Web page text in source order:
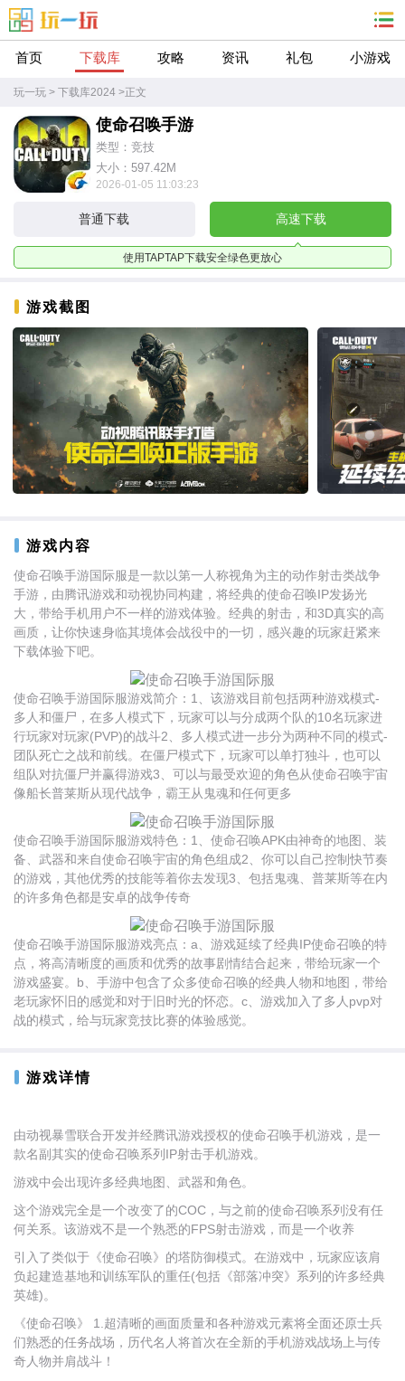
首页 下载库 攻略 资讯 礼包 小游戏
玩一玩 > 下载库2024 >正文
使命召唤手游
类型：竞技
大小：597.42M
2026-01-05 11:03:23
普通下载 高速下载
使用TAPTAP下载安全绿色更放心
游戏截图
游戏内容
使命召唤手游国际服是一款以第一人称视角为主的动作射击类战争
手游，由腾讯游戏和动视协同构建，将经典的使命召唤IP发扬光
大，带给手机用户不一样的游戏体验。经典的射击，和3D真实的高
画质，让你快速身临其境体会战役中的一切，感兴趣的玩家赶紧来
下载体验下吧。
使命召唤手游国际服游戏简介：1、该游戏目前包括两种游戏模式-
多人和僵尸，在多人模式下，玩家可以与分成两个队的10名玩家进
行玩家对玩家(PVP)的战斗2、多人模式进一步分为两种不同的模式-
团队死亡之战和前线。在僵尸模式下，玩家可以单打独斗，也可以
组队对抗僵尸并赢得游戏3、可以与最受欢迎的角色从使命召唤宇宙
像船长普莱斯从现代战争，霸王从鬼魂和任何更多
使命召唤手游国际服游戏特色：1、使命召唤APK由神奇的地图、装
备、武器和来自使命召唤宇宙的角色组成2、你可以自己控制快节奏
的游戏，其他优秀的技能等着你去发现3、包括鬼魂、普莱斯等在内
的许多角色都是安卓的战争传奇
使命召唤手游国际服游戏亮点：a、游戏延续了经典IP使命召唤的特
点，将高清晰度的画质和优秀的故事剧情结合起来，带给玩家一个
游戏盛宴。b、手游中包含了众多使命召唤的经典人物和地图，带给
老玩家怀旧的感觉和对于旧时光的怀恋。c、游戏加入了多人pvp对
战的模式，给与玩家竞技比赛的体验感觉。
游戏详情
由动视暴雪联合开发并经腾讯游戏授权的使命召唤手机游戏，是一
款名副其实的使命召唤系列IP射击手机游戏。
游戏中会出现许多经典地图、武器和角色。
这个游戏完全是一个改变了的COC，与之前的使命召唤系列没有任
何关系。该游戏不是一个熟悉的FPS射击游戏，而是一个收养
引入了类似于《使命召唤》的塔防御模式。在游戏中，玩家应该肩
负起建造基地和训练军队的重任(包括《部落冲突》系列的许多经典
英雄)。
《使命召唤》 1.超清晰的画面质量和各种游戏元素将全面还原士兵
们熟悉的任务战场，历代名人将首次在全新的手机游戏战场上与传
奇人物并肩战斗！